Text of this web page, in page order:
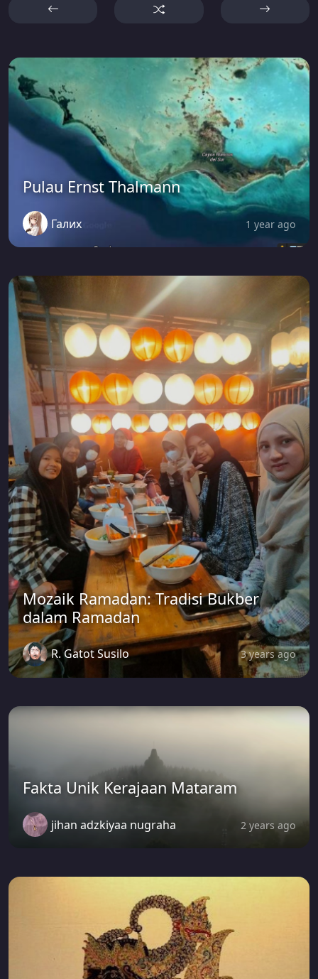
Pulau Ernst Thalmann
Галих 1 year ago
Mozaik Ramadan: Tradisi Bukber
dalam Ramadan
R. Gatot Susilo 3 years ago
Fakta Unik Kerajaan Mataram
jihan adzkiyaa nugraha 2 years ago